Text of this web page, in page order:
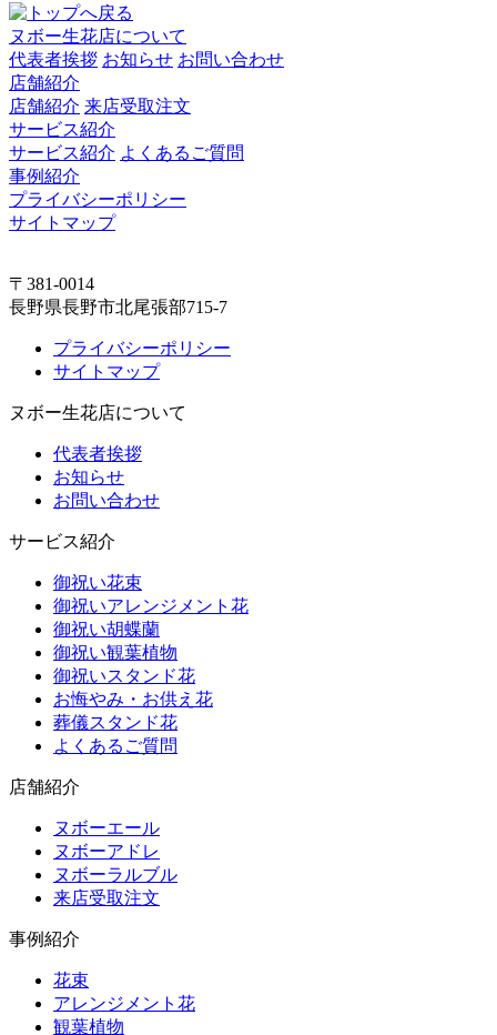
ヌボー生花店について
代表者挨拶 お知らせ お問い合わせ
店舗紹介
店舗紹介 来店受取注文
サービス紹介
サービス紹介 よくあるご質問
事例紹介
プライバシーポリシー
サイトマップ
〒381-0014
長野県長野市北尾張部715-7
プライバシーポリシー
サイトマップ
ヌボー生花店について
代表者挨拶
お知らせ
お問い合わせ
サービス紹介
御祝い花束
御祝いアレンジメント花
御祝い胡蝶蘭
御祝い観葉植物
御祝いスタンド花
お悔やみ・お供え花
葬儀スタンド花
よくあるご質問
店舗紹介
ヌボーエール
ヌボーアドレ
ヌボーラルブル
来店受取注文
事例紹介
花束
アレンジメント花
観葉植物